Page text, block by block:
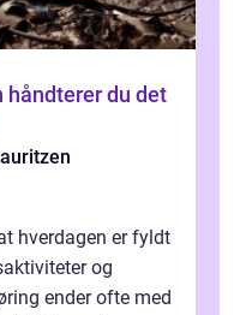
hverdagen er fyldt
og
ender ofte med